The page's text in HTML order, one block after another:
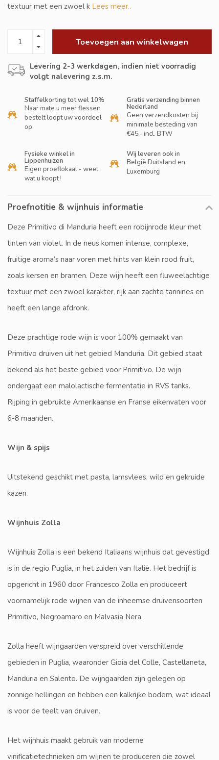
textuur met een zwoel k Lees meer..
Toevoegen aan winkelwagen
Levering 2-3 werkdagen, indien niet voorradig
volgt nalevering z.s.m.
Staffelkorting tot wel 10%
Naar mate u meer flessen
bestelt loopt uw voordeel
op
Gratis verzending binnen
Nederland
Geen verzendkosten bij
minimale besteding van
€45,- incl. BTW
Fysieke winkel in
Lippenhuizen
Eigen proeflokaal - weet
wat u koopt !
Wij leveren ook in
België Duitsland en
Luxemburg
Proefnotitie & wijnhuis informatie
Deze Primitivo di Manduria heeft een robijnrode kleur met
tinten van violet. In de neus komen intense, complexe,
fruitige aroma’s naar voren met hints van klein rood fruit,
zoals kersen en bramen. Deze wijn heeft een fluweelachtige
textuur met een zwoel karakter, rijk aan zachte tannines en
heeft een lange afdronk.
Deze prachtige rode wijn is voor 100% gemaakt van
Primitivo druiven uit het gebied Manduria. Dit gebied staat
bekend als het beste gebied voor Primitivo. De wijn
ondergaat een malolactische fermentatie in RVS tanks.
Rijping in gebruikte Amerikaanse en Franse eikenvaten voor
6-8 maanden.
Wijn & spijs
Uitstekend geschikt met pasta, lamsvlees, wild en gekruide
kazen.
Wijnhuis Zolla
Wijnhuis Zolla is een bekend Italiaans wijnhuis dat gevestigd
is in de regio Puglia, in het zuiden van Italië. Het bedrijf is
opgericht in 1960 door Francesco Zolla en produceert
voornamelijk rode wijnen van de inheemse druivensoorten
Primitivo, Negroamaro en Malvasia Nera.
Zolla heeft wijngaarden verspreid over verschillende
gebieden in Puglia, waaronder Gioia del Colle, Castellaneta,
Manduria en Salento. De wijngaarden zijn gelegen op
zonnige hellingen en hebben een kalkrijke bodem, wat ideaal
is voor de teelt van druiven.
Het wijnhuis maakt gebruik van moderne
vinificatietechnieken om wijnen te produceren die zowel